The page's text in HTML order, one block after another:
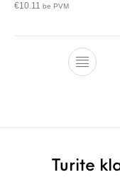
€10.11 be PVM
Turite